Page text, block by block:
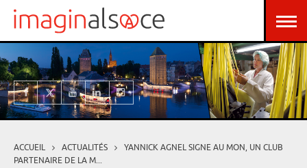
Aller au contenu principal
Vous êtes ici
ACCUEIL ACTUALITÉS
YANNICK AGNEL SIGNE AU MON, UN CLUB
PARTENAIRE DE LA M...
Panneau de gestion des cookies